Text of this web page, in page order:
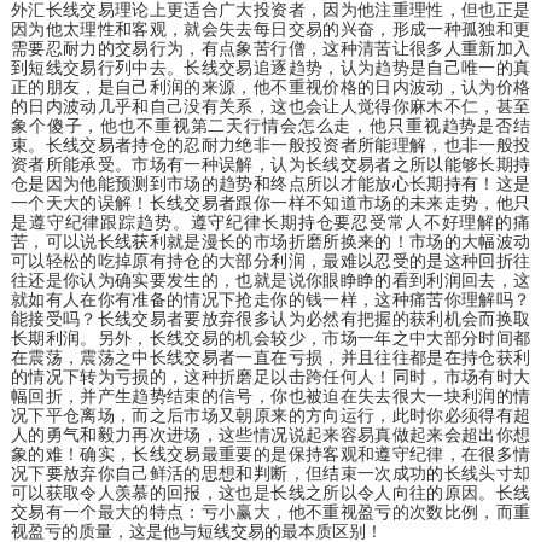
外汇长线交易理论上更适合广大投资者，因为他注重理性，但也正是
因为他太理性和客观，就会失去每日交易的兴奋，形成一种孤独和更
需要忍耐力的交易行为，有点象苦行僧，这种清苦让很多人重新加入
到短线交易行列中去。长线交易追逐趋势，认为趋势是自己唯一的真
正的朋友，是自己利润的来源，他不重视价格的日内波动，认为价格
的日内波动几乎和自己没有关系，这也会让人觉得你麻木不仁，甚至
象个傻子，他也不重视第二天行情会怎么走，他只重视趋势是否结
束。长线交易者持仓的忍耐力绝非一般投资者所能理解，也非一般投
资者所能承受。市场有一种误解，认为长线交易者之所以能够长期持
仓是因为他能预测到市场的趋势和终点所以才能放心长期持有！这是
一个天大的误解！长线交易者跟你一样不知道市场的未来走势，他只
是遵守纪律跟踪趋势。遵守纪律长期持仓要忍受常人不好理解的痛
苦，可以说长线获利就是漫长的市场折磨所换来的！市场的大幅波动
可以轻松的吃掉原有持仓的大部分利润，最难以忍受的是这种回折往
往还是你认为确实要发生的，也就是说你眼睁睁的看到利润回去，这
就如有人在你有准备的情况下抢走你的钱一样，这种痛苦你理解吗？
能接受吗？长线交易者要放弃很多认为必然有把握的获利机会而换取
长期利润。另外，长线交易的机会较少，市场一年之中大部分时间都
在震荡，震荡之中长线交易者一直在亏损，并且往往都是在持仓获利
的情况下转为亏损的，这种折磨足以击跨任何人！同时，市场有时大
幅回折，并产生趋势结束的信号，你也被迫在失去很大一块利润的情
况下平仓离场，而之后市场又朝原来的方向运行，此时你必须得有超
人的勇气和毅力再次进场，这些情况说起来容易真做起来会超出你想
象的难！确实，长线交易最重要的是保持客观和遵守纪律，在很多情
况下要放弃你自己鲜活的思想和判断，但结束一次成功的长线头寸却
可以获取令人羡慕的回报，这也是长线之所以令人向往的原因。长线
交易有一个最大的特点：亏小赢大，他不重视盈亏的次数比例，而重
视盈亏的质量，这是他与短线交易的最本质区别！